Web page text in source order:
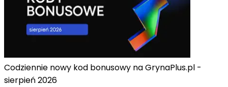
Codziennie nowy kod bonusowy na GrynaPlus.pl -
sierpień 2026